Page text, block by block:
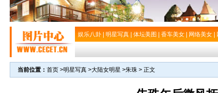
娱乐八卦 明星写真 体坛美图 香车美女 网络美女
当前位置： 首页 >明星写真 >大陆女明星 >朱珠 > 正文